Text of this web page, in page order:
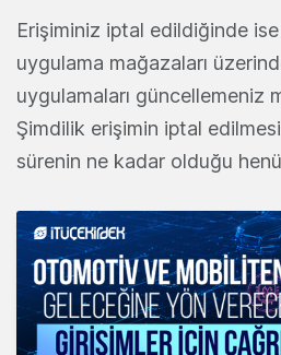
Erişiminiz iptal edildiğinde
uygulama mağazaları
uygulamaları güncellemeniz
Şimdilik erişimin iptal
sürenin ne kadar olduğu